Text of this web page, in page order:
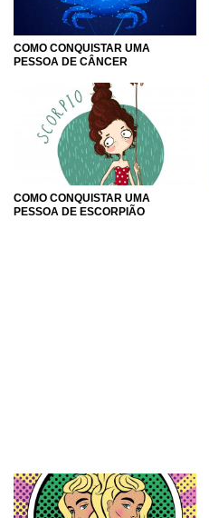
COMO CONQUISTAR UMA
PESSOA DE CÂNCER
COMO CONQUISTAR UMA
PESSOA DE ESCORPIÃO